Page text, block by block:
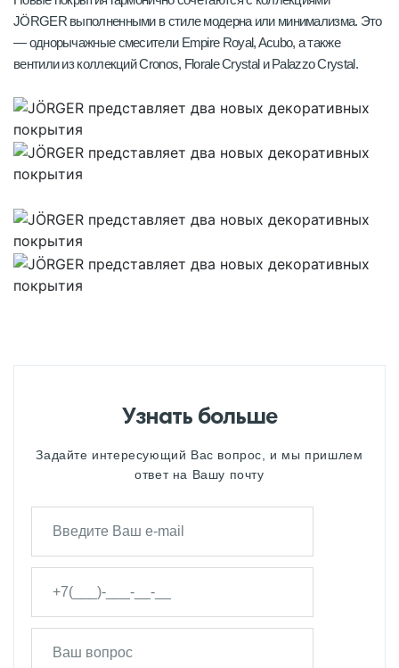
JÖRGER выполненными в стиле модерна или минимализма. Это
— однорычажные смесители Empire Royal, Acubo, а также
вентили из коллекций Cronos, Florale Crystal и Palazzo Crystal.
Узнать больше
Задайте интересующий Вас вопрос, и мы пришлем
ответ на Вашу почту